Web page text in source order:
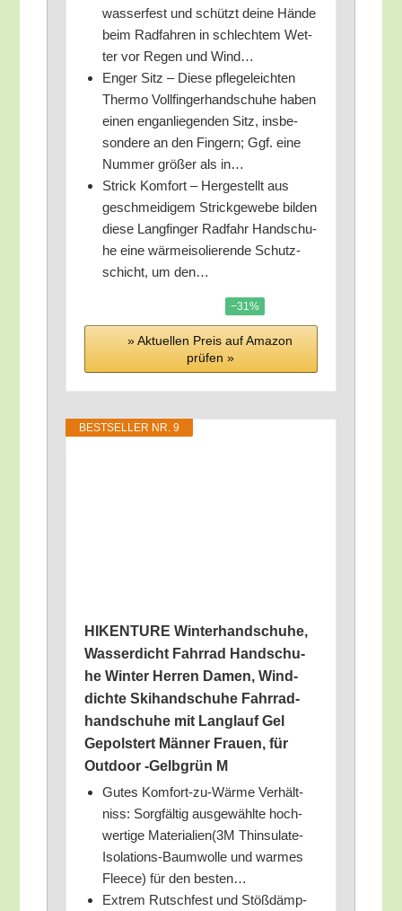
was­ser­fest und schützt dei­ne Hän­de
beim Rad­fah­ren in schlech­tem Wet­
ter vor Regen und Wind…
Enger Sitz – Die­se pfle­ge­leich­ten
Ther­mo Voll­fin­ger­hand­schu­he haben
einen eng­an­lie­gen­den Sitz, ins­be­
son­de­re an den Fin­gern; Ggf. eine
Num­mer grö­ßer als in…
Strick Kom­fort – Her­ge­stellt aus
geschmei­di­gem Strick­ge­we­be bil­den
die­se Lang­fin­ger Rad­fahr Hand­schu­
he eine wär­me­iso­lie­ren­de Schutz­
schicht, um den…
−31%
» Aktu­el­len Preis auf Ama­zon
prü­fen »
BEST­SEL­LER NR. 9
HIKENTURE Win­ter­hand­schu­he,
Was­ser­dicht Fahr­rad Hand­schu­
he Win­ter Her­ren Damen, Wind­
dich­te Ski­hand­schu­he Fahr­rad­
hand­schu­he mit Lang­lauf Gel
Gepols­tert Män­ner Frau­en, für
Out­door ‑Gelb­grün M
Gutes Kom­fort-zu-­Wär­me Ver­hält­
niss: Sorg­fäl­tig aus­ge­wähl­te hoch­
wer­ti­ge Materialien(3M Thin­su­la­te-
Iso­la­ti­ons-Baum­wol­le und war­mes
Fleece) für den besten…
Extrem Rutsch­fest und Stöß­dämp­